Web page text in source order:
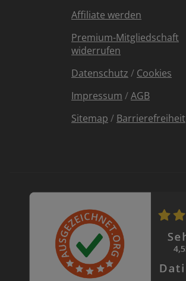
Affiliate werden
Premium-Mitgliedschaft
widerrufen
Datenschutz / Cookies
Impressum /AGB
Sitemap / Barrierefreiheit